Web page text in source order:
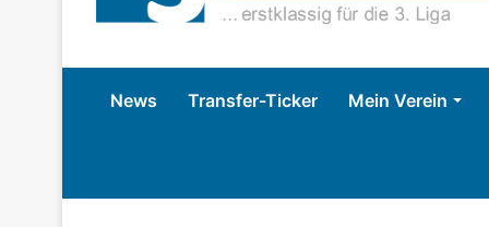
News Transfer-Ticker Mein Verein